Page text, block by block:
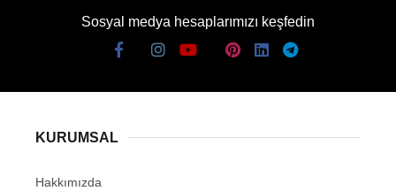
Sosyal medya hesaplarımızı keşfedin
KURUMSAL
Hakkımızda